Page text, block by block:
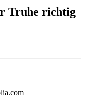
Truhe richtig